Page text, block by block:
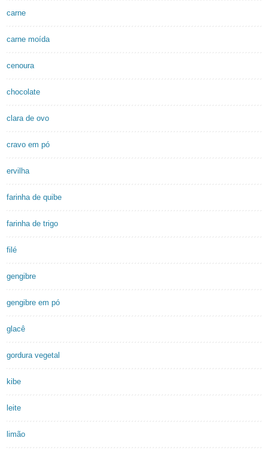
carne
carne moída
cenoura
chocolate
clara de ovo
cravo em pó
ervilha
farinha de quibe
farinha de trigo
filé
gengibre
gengibre em pó
glacê
gordura vegetal
kibe
leite
limão